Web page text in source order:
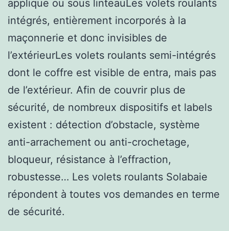
applique ou sous linteauLes volets roulants
intégrés, entièrement incorporés à la
maçonnerie et donc invisibles de
l’extérieurLes volets roulants semi-intégrés
dont le coffre est visible de entra, mais pas
de l’extérieur. Afin de couvrir plus de
sécurité, de nombreux dispositifs et labels
existent : détection d’obstacle, système
anti-arrachement ou anti-crochetage,
bloqueur, résistance à l’effraction,
robustesse… Les volets roulants Solabaie
répondent à toutes vos demandes en terme
de sécurité.